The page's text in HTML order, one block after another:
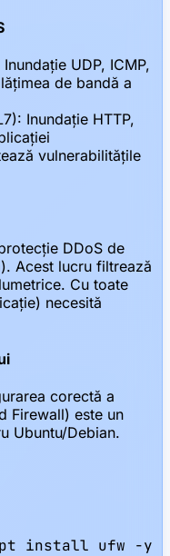
UDP, ICMP,
de bandă a
Inundație HTTP,
vulnerabilitățile
DDoS de
Acest lucru filtrează
Cu toate
necesită
corectă a
Firewall) este un
Ubuntu/Debian.
install ufw -y